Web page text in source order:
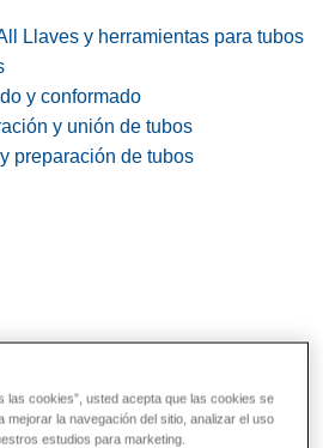
Llaves y herramientas para tubos
y conformado
y unión de tubos
preparación de tubos
de servicios públicos y de
las cookies”, usted acepta que las cookies se
mejorar la navegación del sitio, analizar el uso
estudios para marketing.